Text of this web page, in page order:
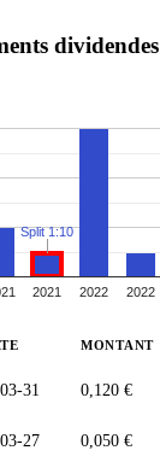
dividendes
2021 2022 2022
Split 1:10
MONTANT
31 0,120 €
27 0,050 €